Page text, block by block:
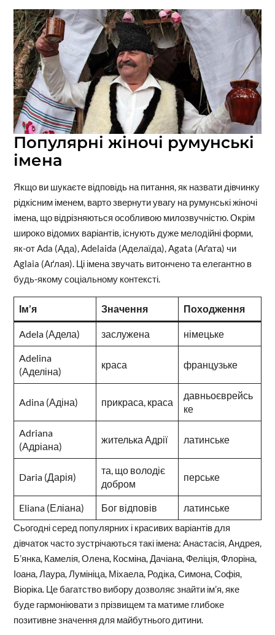
Популярні жіночі румунські
імена
Якщо ви шукаєте відповідь на питання, як назвати дівчинку
рідкісним іменем, варто звернути увагу на румунські жіночі
імена, що відрізняються особливою милозвучністю. Окрім
широко відомих варіантів, існують дуже мелодійні форми,
як-от Ada (Ада), Adelaida (Аделаїда), Agata (Аґата) чи
Aglaia (Аґлая). Ці імена звучать витончено та елегантно в
будь-якому соціальному контексті.
Ім’я Значення Походження
Adela (Адела) заслужена німецьке
Adelina
(Аделіна)
краса французьке
Adina (Адіна) прикраса, краса
давньоєврейсь
ке
Adriana
(Адріана)
жителька Адрії латинське
Daria (Дарія)
та, що володіє
добром
перське
Eliana (Еліана) Бог відповів латинське
Сьогодні серед популярних і красивих варіантів для
дівчаток часто зустрічаються такі імена: Анастасія, Андрея,
Б’янка, Камелія, Олена, Косміна, Дачіана, Феліція, Флоріна,
Іоана, Лаура, Лумініца, Міхаела, Родіка, Симона, Софія,
Віоріка. Це багатство вибору дозволяє знайти ім’я, яке
буде гармоніювати з прізвищем та матиме глибоке
позитивне значення для майбутнього дитини.